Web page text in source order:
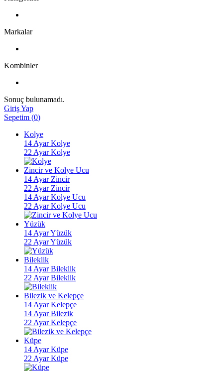
Markalar
Kombinler
Sonuç bulunamadı.
Giriş Yap
Sepetim (0)
Kolye
14 Ayar Kolye
22 Ayar Kolye
Zincir ve Kolye Ucu
14 Ayar Zincir
22 Ayar Zincir
14 Ayar Kolye Ucu
22 Ayar Kolye Ucu
Yüzük
14 Ayar Yüzük
22 Ayar Yüzük
Bileklik
14 Ayar Bileklik
22 Ayar Bileklik
Bilezik ve Kelepçe
14 Ayar Kelepçe
14 Ayar Bilezik
22 Ayar Kelepçe
Küpe
14 Ayar Küpe
22 Ayar Küpe